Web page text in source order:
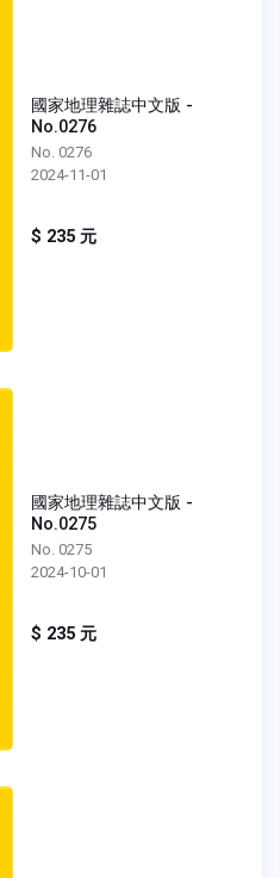
國家地理雜誌中文版 -
No.0276
No. 0276
2024-11-01
$ 235 元
國家地理雜誌中文版 -
No.0275
No. 0275
2024-10-01
$ 235 元